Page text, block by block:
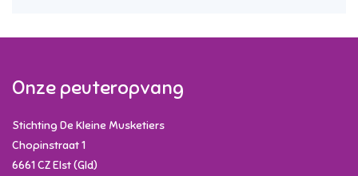
Onze peuteropvang
Stichting De Kleine Musketiers
Chopinstraat 1
6661 CZElst (Gld)